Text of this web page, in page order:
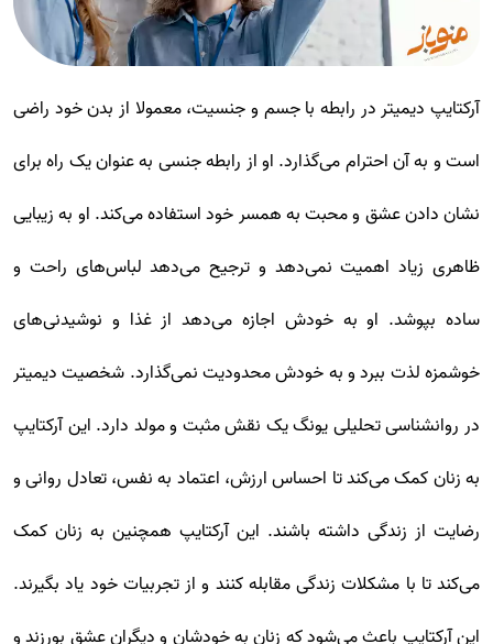
آرکتایپ دیمیتر در رابطه با جسم و جنسیت، معمولا از بدن خود راضی
است و به آن احترام می‌گذارد. او از رابطه جنسی به عنوان یک راه برای
نشان دادن عشق و محبت به همسر خود استفاده می‌کند. او به زیبایی
ظاهری زیاد اهمیت نمی‌دهد و ترجیح می‌دهد لباس‌های راحت و
ساده بپوشد. او به خودش اجازه می‌دهد از غذا و نوشیدنی‌های
خوشمزه لذت ببرد و به خودش محدودیت نمی‌گذارد. شخصیت دیمیتر
در روانشناسی تحلیلی یونگ یک نقش مثبت و مولد دارد. این آرکتایپ
به زنان کمک می‌کند تا احساس ارزش، اعتماد به نفس، تعادل روانی و
رضایت از زندگی داشته باشند. این آرکتایپ همچنین به زنان کمک
می‌کند تا با مشکلات زندگی مقابله کنند و از تجربیات خود یاد بگیرند.
این آرکتایپ باعث می‌شود که زنان به خودشان و دیگران عشق بورزند و